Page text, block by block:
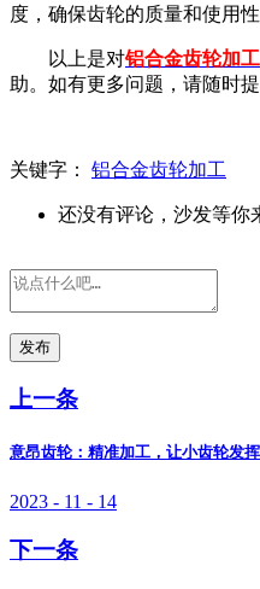
度，确保齿轮的质量和使用性
以上是对铝合金齿轮加工
助。如有更多问题，请随时提
关键字： 铝合金齿轮加工
还没有评论，沙发等你
发布
上一条
意昂齿轮：精准加工，让小齿轮发挥
2023 - 11 - 14
下一条